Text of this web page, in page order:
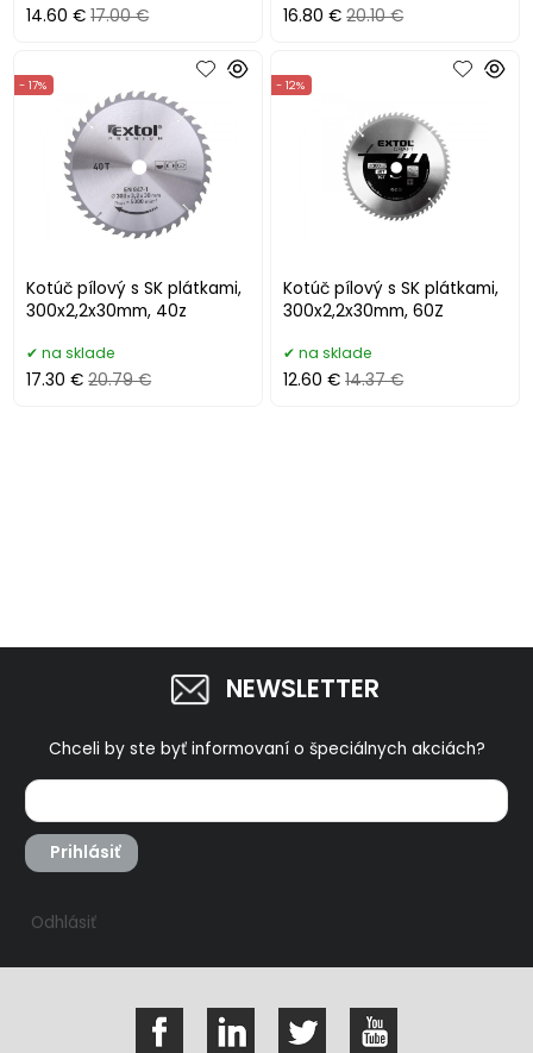
14.60 € 17.00 € 16.80 € 20.10 €
Kotúč pílový s SK plátkami,
300x2,2x30mm, 40z
- 17%
na sklade
17.30 € 20.79 €
Kotúč pílový s SK plátkami,
300x2,2x30mm, 60Z
- 12%
na sklade
12.60 € 14.37 €
NEWSLETTER
Chceli by ste byť informovaní o špeciálnych akciách?
Prihlásiť
Odhlásiť